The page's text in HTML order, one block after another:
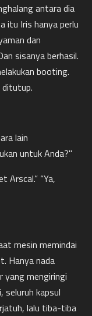
antara dia
itu Iris hanya perlu
dan
sisanya berhasil.
booting.
ditutup.
lain
untuk Anda?"
Arscal.” “Ya,
mesin memindai
Hanya nada
yang mengiringi
seluruh kapsul
lalu tiba-tiba